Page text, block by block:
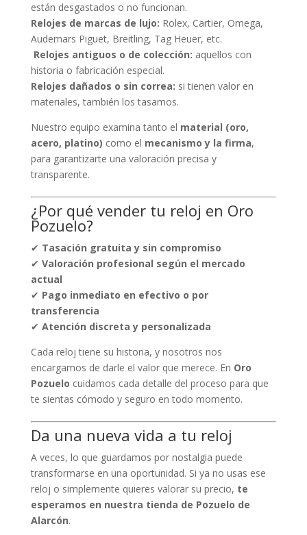
están desgastados o no funcionan.
Relojes de marcas de lujo: Rolex, Cartier, Omega,
Audemars Piguet, Breitling, Tag Heuer, etc.
Relojes antiguos o de colección: aquellos con
historia o fabricación especial.
Relojes dañados o sin correa: si tienen valor en
materiales, también los tasamos.
Nuestro equipo examina tanto el material (oro,
acero, platino) como el mecanismo y la firma,
para garantizarte una valoración precisa y
transparente.
¿Por qué vender tu reloj en Oro
Pozuelo?
✔ Tasación gratuita y sin compromiso
✔ Valoración profesional según el mercado
actual
✔ Pago inmediato en efectivo o por
transferencia
✔ Atención discreta y personalizada
Cada reloj tiene su historia, y nosotros nos
encargamos de darle el valor que merece. En Oro
Pozuelo cuidamos cada detalle del proceso para que
te sientas cómodo y seguro en todo momento.
Da una nueva vida a tu reloj
A veces, lo que guardamos por nostalgia puede
transformarse en una oportunidad. Si ya no usas ese
reloj o simplemente quieres valorar su precio, te
esperamos en nuestra tienda de Pozuelo de
Alarcón.